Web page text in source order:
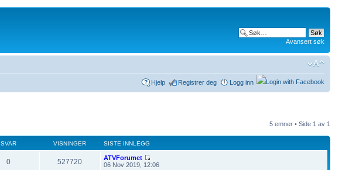
Avansert søk
Hjelp Registrer deg Logg inn
5 emner • Side 1 av 1
SVAR VISNINGER SISTE INNLEGG
0 527720
ATVForumet
06 Nov 2019, 12:06